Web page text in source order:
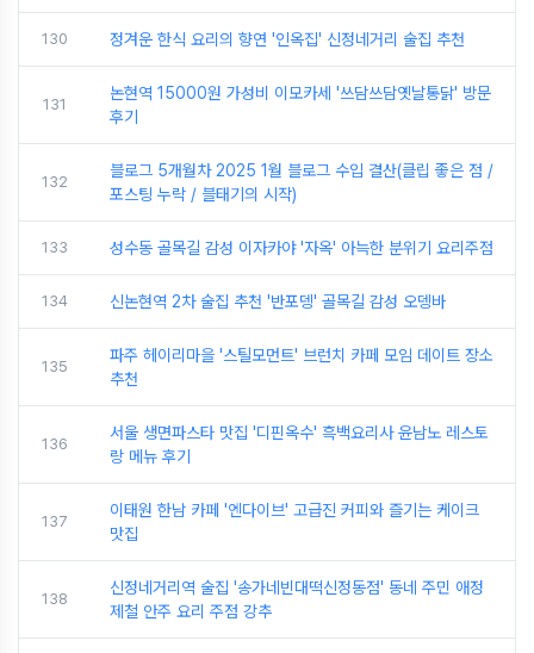
130 정겨운 한식 요리의 향연 '인옥집' 신정네거리 술집 추천
131
논현역 15000원 가성비 이모카세 '쓰담쓰담옛날통닭' 방문
후기
132
블로그 5개월차 2025 1월 블로그 수입 결산(클립 좋은 점 /
포스팅 누락 / 블태기의 시작)
133 성수동 골목길 감성 이자카야 '자옥' 아늑한 분위기 요리주점
134 신논현역 2차 술집 추천 '반포뎅' 골목길 감성 오뎅바
135
파주 헤이리마을 '스틸모먼트' 브런치 카페 모임 데이트 장소
추천
136
서울 생면파스타 맛집 '디핀옥수' 흑백요리사 윤남노 레스토
랑 메뉴 후기
137
이태원 한남 카페 '엔다이브' 고급진 커피와 즐기는 케이크
맛집
138
신정네거리역 술집 '송가네빈대떡신정동점' 동네 주민 애정
제철 안주 요리 주점 강추